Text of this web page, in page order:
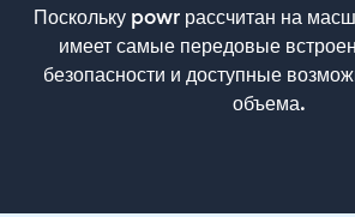
Поскольку powr рассчитан на
имеет самые передовые
безопасности и доступные
объема.